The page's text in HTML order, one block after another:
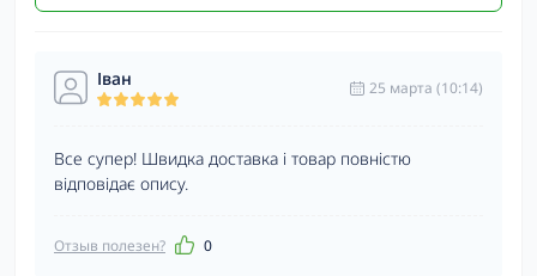
Іван 25 марта (10:14)
Все супер! Швидка доставка і товар повністю
відповідає опису.
Отзыв полезен? 0